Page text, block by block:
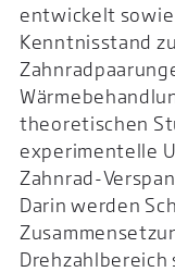
entwickelt
Kenntnisstand
theoretischen
experimentelle
Zahnrad-
Darin werden